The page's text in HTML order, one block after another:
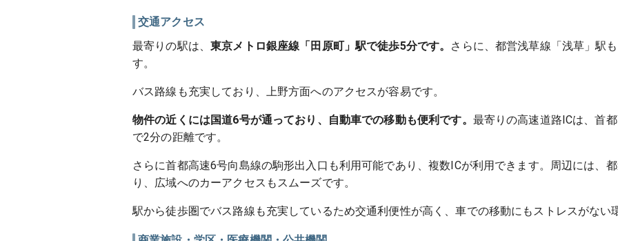
交通アクセス
最寄りの駅は、東京メトロ銀座線「田原町」駅で徒歩5分です。 さらに、都営浅草線「浅草」駅
す。
バス路線も充実しており、上野方面へのアクセスが容易です。
物件の近くには国道6号が通っており、自動車での移動も便利です。 最寄りの高速道路ICは、首
で2分の距離です。
さらに首都高速6号向島線の駒形出入口も利用可能であり、複数ICが利用できます。周辺には、
り、広域へのカーアクセスもスムーズです。
駅から徒歩圏でバス路線も充実しているため交通利便性が高く、車での移動にもストレスがない